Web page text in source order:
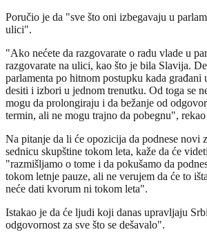
Poručio je da "sve što oni izbegavaju u
ulici".
"Ako nećete da razgovarate o radu vlade u
razgovarate na ulici, kao što je bila Slavija.
parlamenta po hitnom postupku kada građani
desiti i izbori u jednom trenutku. Od toga se
mogu da prolongiraju i da bežanje od
termin, ali ne mogu trajno da pobegnu",
Na pitanje da li će opozicija da podnese novi
sednicu skupštine tokom leta, kaže da će
"razmišljamo o tome i da pokušamo da
tokom letnje pauze, ali ne verujem da će to
neće dati kvorum ni tokom leta".
Istakao je da će ljudi koji danas upravljaju
odgovornost za sve što se dešavalo".